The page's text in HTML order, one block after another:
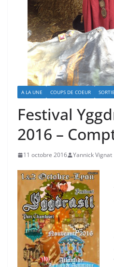
A LA UNE COUPS DE COEUR
Festival
2016 –
11 octobre 2016 Yannick Vignat